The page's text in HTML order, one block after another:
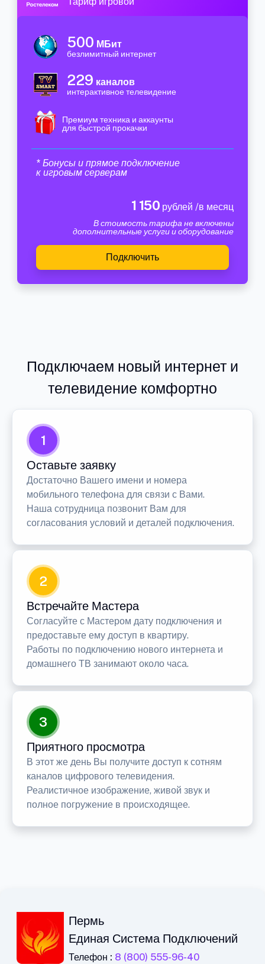
500 МБит
безлимитный интернет
229 каналов
интерактивное телевидение
Премиум техника и аккаунты
для быстрой прокачки
* Бонусы и прямое подключение
к игровым серверам
1 150 рублей /в месяц
В стоимость тарифа не включены
дополнительные услуги и оборудование
Подключить
Подключаем новый интернет и
телевидение комфортно
1
Оставьте заявку
Достаточно Вашего имени и номера
мобильного телефона для связи с Вами.
Наша сотрудница позвонит Вам для
согласования условий и деталей подключения.
2
Встречайте Мастера
Согласуйте с Мастером дату подключения и
предоставьте ему доступ в квартиру.
Работы по подключению нового интернета и
домашнего ТВ занимают около часа.
3
Приятного просмотра
В этот же день Вы получите доступ к сотням
каналов цифрового телевидения.
Реалистичное изображение, живой звук и
полное погружение в происходящее.
Пермь
Единая Система Подключений
Телефон : 8 (800) 555-96-40